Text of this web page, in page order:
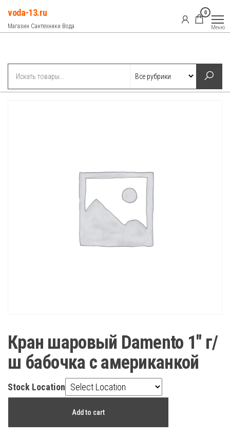
Перейти
содержимому
voda-13.ru
Магазин Сантехники Вода
0
Меню
Кран шаровый Damento 1″ г/
ш бабочка с американкой
Stock Location
Add to cart